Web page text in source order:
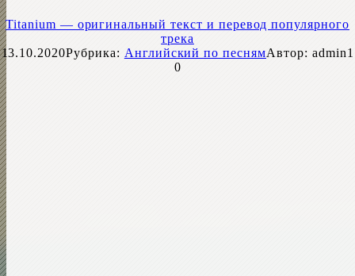
Titanium — оригинальный текст и перевод популярного
трека
13.10.2020Рубрика: Английский по песнямАвтор: admin1
0